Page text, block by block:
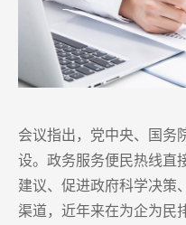
会议指出，党中央、国务
设。政务服务便民热线直
建议、促进政府科学决策
渠道，近年来在为企为民